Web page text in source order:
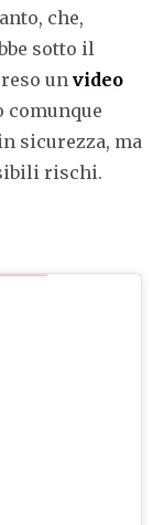
che,
sotto il
un video
comunque
sicurezza, ma
rischi.